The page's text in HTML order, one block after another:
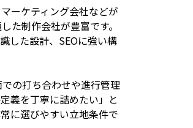
ーケティング会社などが
た制作会社が豊富です。
した設計、SEOに強い構
の打ち合わせや進行管理
義を丁寧に詰めたい」と
に選びやすい立地条件で